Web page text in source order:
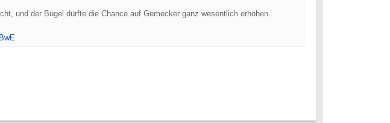
und der Bügel dürfte die Chance auf Gemecker ganz wesentlich erhöhen...